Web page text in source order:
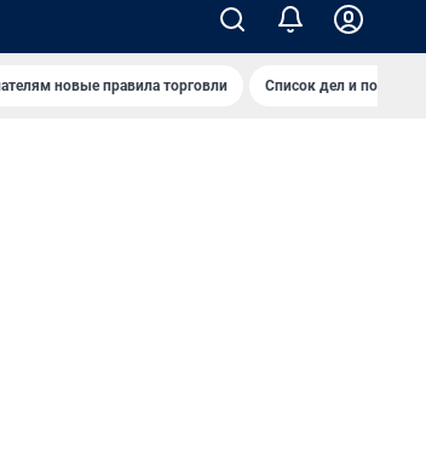
новые правила торговли Список дел и покупок